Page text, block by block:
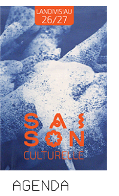
AGENDA